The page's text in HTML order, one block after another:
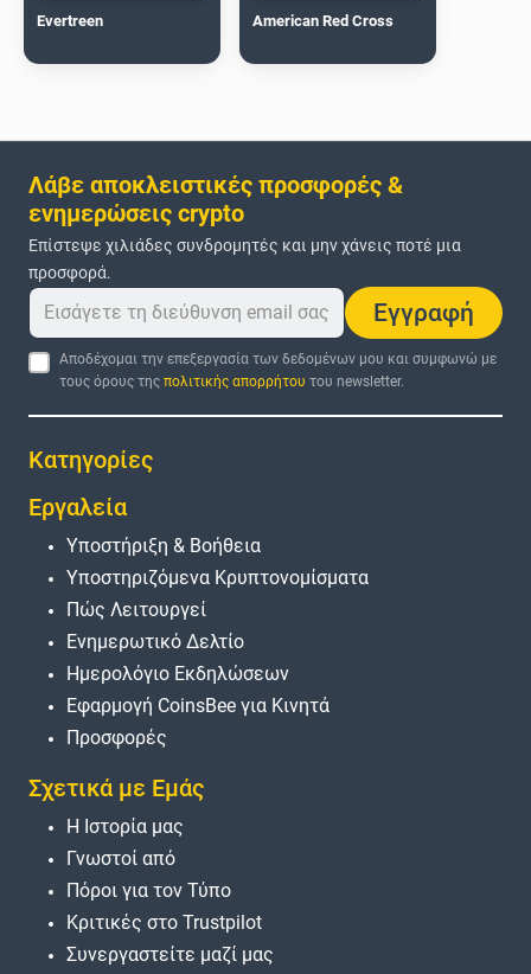
Evertreen American Red Cross
Λάβε αποκλειστικές προσφορές &
ενημερώσεις crypto
Επίστεψε χιλιάδες συνδρομητές και μην χάνεις ποτέ μια
προσφορά.
Εγγραφή
Αποδέχομαι την επεξεργασία των δεδομένων μου και συμφωνώ με
τους όρους τηςπολιτικής απορρήτου του newsletter.
Κατηγορίες
Εργαλεία
Υποστήριξη & Βοήθεια
Υποστηριζόμενα Κρυπτονομίσματα
Πώς Λειτουργεί
Ενημερωτικό Δελτίο
Ημερολόγιο Εκδηλώσεων
Εφαρμογή CoinsBee για Κινητά
Προσφορές
Σχετικά με Εμάς
Η Ιστορία μας
Γνωστοί από
Πόροι για τον Τύπο
Κριτικές στο Trustpilot
Συνεργαστείτε μαζί μας